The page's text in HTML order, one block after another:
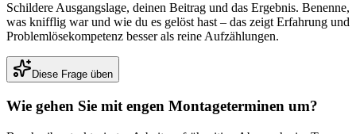
Schildere Ausgangslage, deinen Beitrag und das Ergebnis. Benenne,
was knifflig war und wie du es gelöst hast – das zeigt Erfahrung und
Problemlösekompetenz besser als reine Aufzählungen.
Diese Frage üben
Wie gehen Sie mit engen Montageterminen um?